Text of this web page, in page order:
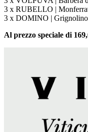
3 x RUBELLO |
3 x DOMINO | Grignolino
Al prezzo speciale di